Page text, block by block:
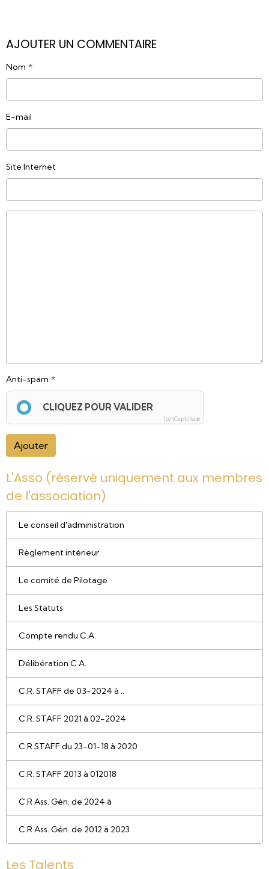
AJOUTER UN COMMENTAIRE
Nom
E-mail
Site Internet
Anti-spam
CLIQUEZ POUR VALIDER
IconCaptcha ©
Ajouter
L'Asso (réservé uniquement aux membres
de l'association)
Le conseil d'administration
Règlement intérieur
Le comité de Pilotage
Les Statuts
Compte rendu C.A.
Délibération C.A.
C.R. STAFF de 03-2024 à ..
C.R. STAFF 2021 à 02-2024
C.R.STAFF du 23-01-18 à 2020
C.R. STAFF 2013 à 012018
C.R Ass. Gén. de 2024 à
C.R Ass. Gén. de 2012 à 2023
Les Talents